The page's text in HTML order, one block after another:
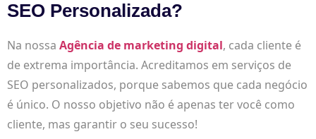
SEO Personalizada?
Na nossa Agência de marketing digital, cada cliente é
de extrema importância. Acreditamos em serviços de
SEO personalizados, porque sabemos que cada negócio
é único. O nosso objetivo não é apenas ter você como
cliente, mas garantir o seu sucesso!